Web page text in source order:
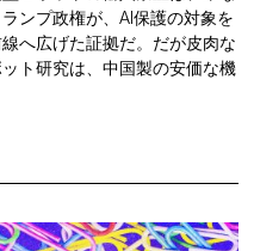
ンプ政権が、AI保護の対象を
へ広げた証拠だ。だが皮肉な
ト研究は、中国製の安価な機